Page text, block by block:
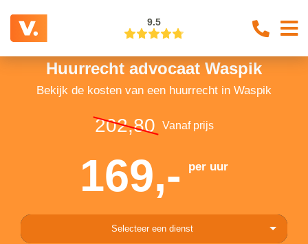
9.5
Huurrecht advocaat Waspik
Bekijk de kosten van een huurrecht in Waspik
202,80 Vanaf prijs
169,- per uur
Selecteer een dienst